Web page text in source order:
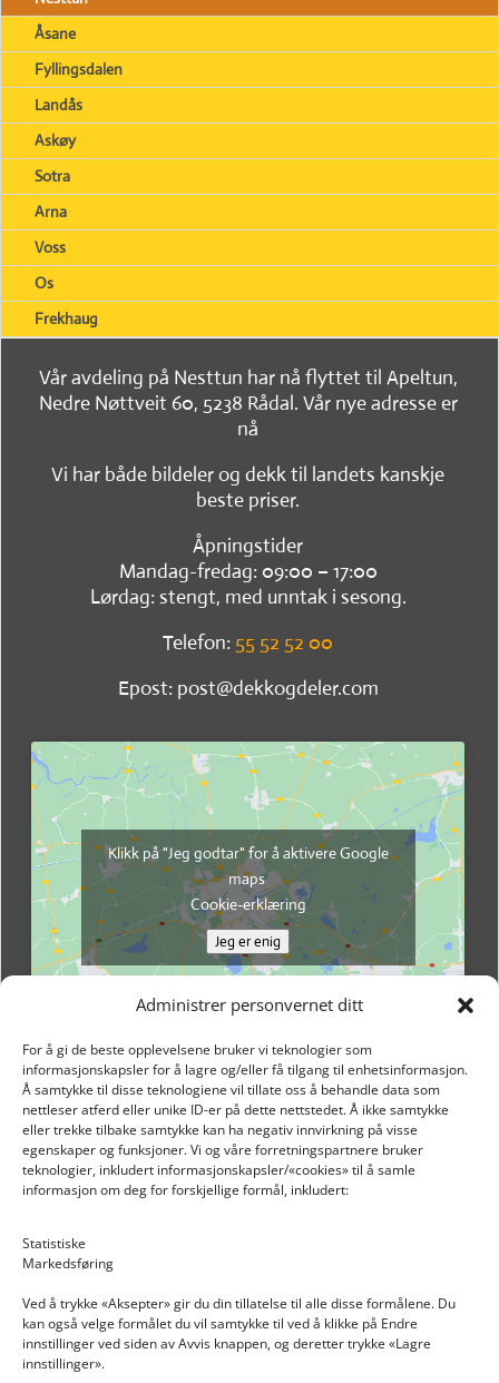
Administrer personvernet ditt
For å gi de beste opplevelsene bruker vi teknologier som
informasjonskapsler for å lagre og/eller få tilgang til enhetsinformasjon.
Å samtykke til disse teknologiene vil tillate oss å behandle data som
nettleser atferd eller unike ID-er på dette nettstedet. Å ikke samtykke
eller trekke tilbake samtykke kan ha negativ innvirkning på visse
egenskaper og funksjoner. Vi og våre forretningspartnere bruker
teknologier, inkludert informasjonskapsler/«cookies» til å samle
informasjon om deg for forskjellige formål, inkludert:
Statistiske
Markedsføring
Ved å trykke «Aksepter» gir du din tillatelse til alle disse formålene. Du
kan også velge formålet du vil samtykke til ved å klikke på Endre
innstillinger ved siden av Avvis knappen, og deretter trykke «Lagre
innstillinger».
Åsane
Fyllingsdalen
Landås
Askøy
Sotra
Arna
Voss
Os
Frekhaug
Vår avdeling på Nesttun har nå flyttet til Apeltun,
Nedre Nøttveit 60, 5238 Rådal. Vår nye adresse er
nå
Vi har både bildeler og dekk til landets kanskje
beste priser.
Åpningstider
Mandag-fredag: 09:00 – 17:00
Lørdag: stengt, med unntak i sesong.
Telefon: 55 52 52 00
Epost: post@dekkogdeler.com
Klikk på "Jeg godtar" for å aktivere Google
maps
Cookie-erklæring
Jeg er enig